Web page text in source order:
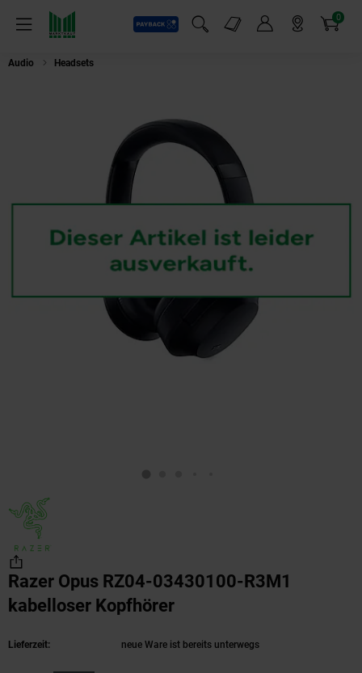
Menü
Payback
Suchfeld einblenden
Markt-Angebote 0
Artikel
Audio Headsets
Razer Opus RZ04-03430100-R3M1
kabelloser Kopfhörer
Lieferzeit: neue Ware ist bereits unterwegs